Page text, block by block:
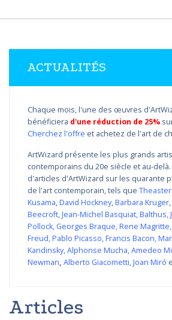
ACTUALITÉS
Chaque mois, l'une des œuvres
bénéficiera d'une réduction de 25%
Cherchez l'offre et achetez de l'art de
ArtWizard présente les plus grands
contemporains du 20e siècle et au-
d'articles d'ArtWizard sur les quarante
de l'art contemporain, tels que
Kusama,David Hockney,Barbara Kruger,
Beecroft,Jean-Michel Basquiat,Balthus,
Pollock, Georges Braque,Rene Magritte,
Freud,Pablo Picasso,Francis Bacon,
Kandinsky,Alphonse Mucha,Amedeo
Newman, Alberto Giacometti,Joan Miró
Articles